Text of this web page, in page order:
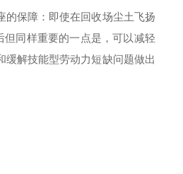
的保障：即使在回收场尘土飞扬
同样重要的一点是，可以减轻
缓解技能型劳动力短缺问题做出